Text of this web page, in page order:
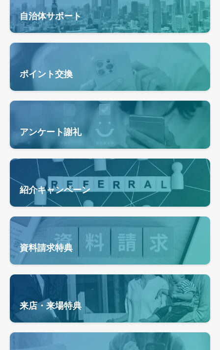
自治体サポート
ポイント交換
アンケート謝礼
紹介キャンペーン
資料請求特典
来店・来場特典